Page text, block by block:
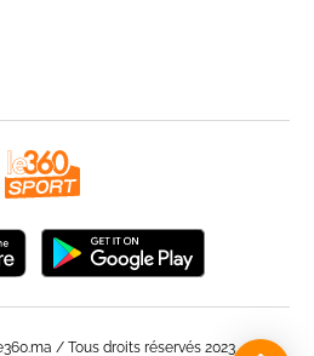
/ Tous droits réservés 2023